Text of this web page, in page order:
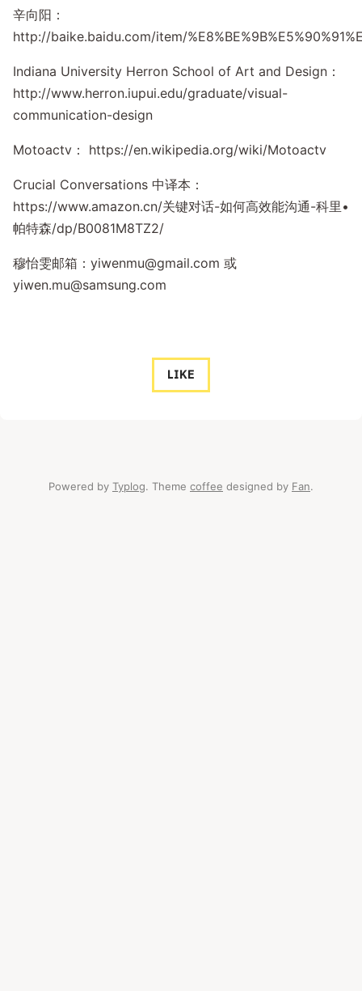
辛向阳：
http://baike.baidu.com/item/
Indiana University Herron School of Art and Design：
http://www.herron.iupui.edu/graduate/visual-
communication-design
Motoactv： https://en.wikipedia.org/wiki/Motoactv
Crucial Conversations 中译本：
https://www.amazon.cn/关键对话-如何高效能沟通-科里•
帕特森/dp/B0081M8TZ2/
穆怡雯邮箱： yiwenmu@gmail.com 或
yiwen.mu@samsung.com
LIKE
Powered by Typlog. Theme coffee designed by Fan.